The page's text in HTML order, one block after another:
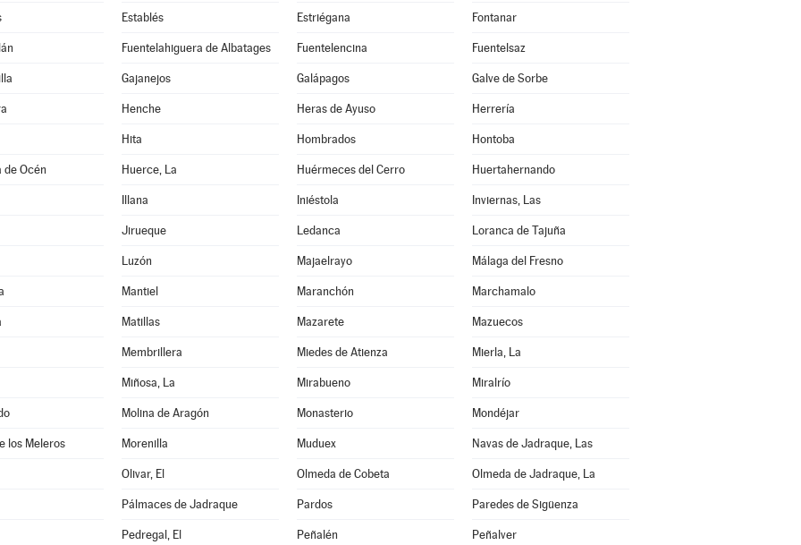
Establés Estriégana Fontanar
Fuentelahiguera de Albatages Fuentelencina Fuentelsaz
Gajanejos Galápagos Galve de Sorbe
Henche Heras de Ayuso Herrería
Hita Hombrados Hontoba
de Océn Huerce, La Huérmeces del Cerro Huertahernando
Illana Iniéstola Inviernas, Las
Jirueque Ledanca Loranca de Tajuña
Luzón Majaelrayo Málaga del Fresno
Mantiel Maranchón Marchamalo
Matillas Mazarete Mazuecos
Membrillera Miedes de Atienza Mierla, La
Miñosa, La Mirabueno Miralrío
Molina de Aragón Monasterio Mondéjar
los Meleros Morenilla Muduex Navas de Jadraque, Las
Olivar, El Olmeda de Cobeta Olmeda de Jadraque, La
Pálmaces de Jadraque Pardos Paredes de Sigüenza
Pedregal, El Peñalén Peñalver